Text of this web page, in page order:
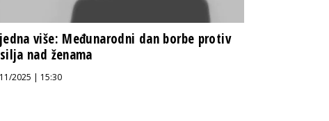
više: Međunarodni dan borbe protiv
nad ženama
2025 | 15:30